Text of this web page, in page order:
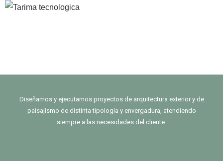
Diseñamos y ejecutamos proyectos de arquitectura exterior y de
paisajismo de distinta tipología y envergadura, atendiendo
siempre a las necesidades del cliente.